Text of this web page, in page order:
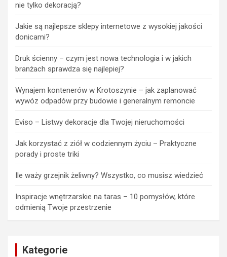
nie tylko dekoracją?
Jakie są najlepsze sklepy internetowe z wysokiej jakości
donicami?
Druk ścienny – czym jest nowa technologia i w jakich
branżach sprawdza się najlepiej?
Wynajem kontenerów w Krotoszynie – jak zaplanować
wywóz odpadów przy budowie i generalnym remoncie
Eviso – Listwy dekoracje dla Twojej nieruchomości
Jak korzystać z ziół w codziennym życiu – Praktyczne
porady i proste triki
Ile waży grzejnik żeliwny? Wszystko, co musisz wiedzieć
Inspiracje wnętrzarskie na taras – 10 pomysłów, które
odmienią Twoje przestrzenie
Kategorie